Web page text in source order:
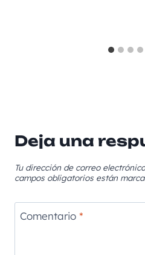
Deja una
Tu dirección de correo
campos obligatorios están
Comentario *